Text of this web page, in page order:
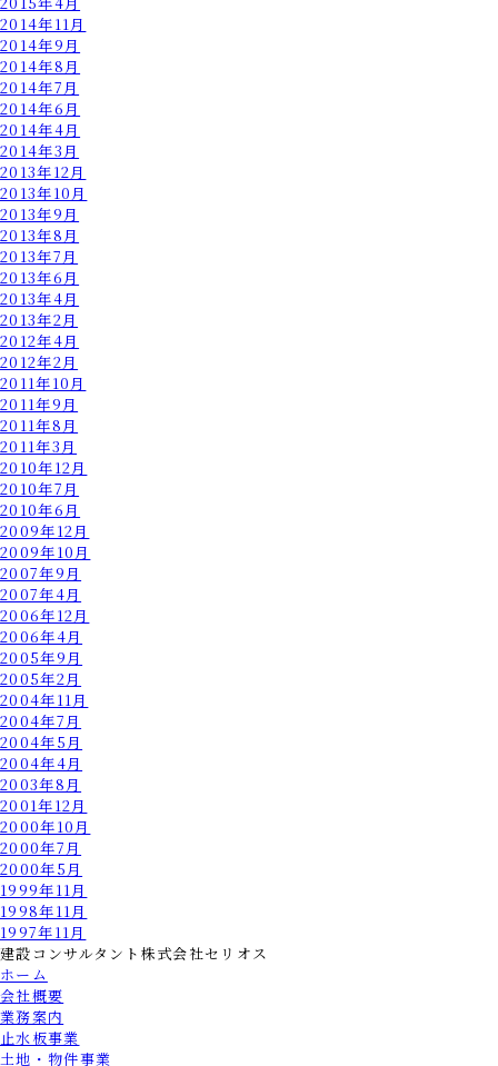
2014年11月
2014年9月
2014年8月
2014年7月
2014年6月
2014年4月
2014年3月
2013年12月
2013年10月
2013年9月
2013年8月
2013年7月
2013年6月
2013年4月
2013年2月
2012年4月
2012年2月
2011年10月
2011年9月
2011年8月
2011年3月
2010年12月
2010年7月
2010年6月
2009年12月
2009年10月
2007年9月
2007年4月
2006年12月
2006年4月
2005年9月
2005年2月
2004年11月
2004年7月
2004年5月
2004年4月
2003年8月
2001年12月
2000年10月
2000年7月
2000年5月
1999年11月
1998年11月
1997年11月
建設コンサルタント 株式会社セリオス
ホーム
会社概要
業務案内
止水板事業
土地・物件事業